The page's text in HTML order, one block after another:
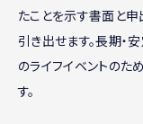
たことを示す書面と
引き出せます。長期・
のライフイベントのた
す。